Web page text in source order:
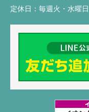
定休日： 毎週火・水曜日